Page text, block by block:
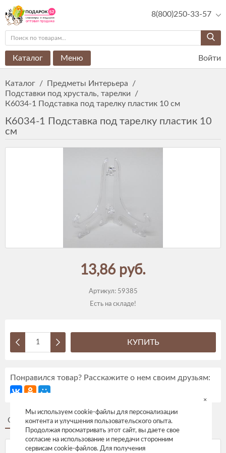
8(800)250-33-57
Каталог Меню Войти
Каталог / Предметы Интерьера
/
Подставки под хрусталь, тарелки
/
К6034-1 Подставка под тарелку пластик 10 см
К6034-1 Подставка под тарелку пластик 10
см
13,86 руб.
Артикул: 59385
Есть на складе!
КУПИТЬ
Понравился товар? Расскажите о нем своим друзьям:
Описание Отзывы
Мы используем cookie-файлы для персонализации
контента и улучшения пользовательского опыта.
Продолжая просматривать этот сайт, вы даете свое
согласие на использование и передачи сторонним
сервисам cookie-файлов. Для получения
×